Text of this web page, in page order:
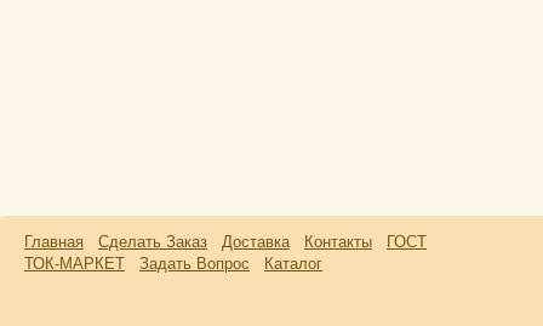
Главная Сделать Заказ Доставка Контакты
ГОСТ
ТОК-МАРКЕТ
Задать Вопрос Каталог